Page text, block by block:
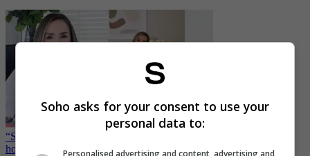
“Se me salieron las lágrimas”, revelan audio de Luz Mery Tristán
horas antes de ser asesinada
Soho asks for your consent to use your
personal data to:
Personalised advertising and content, advertising and